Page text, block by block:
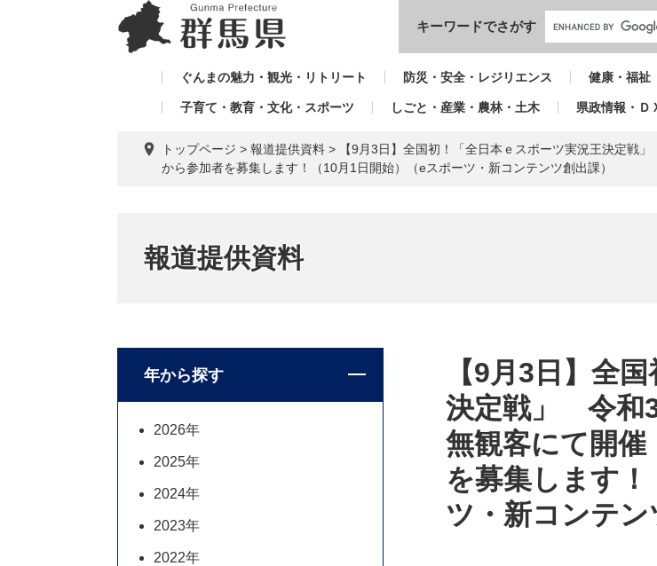
本文へ
キーワードでさがす
ぐんまの魅力・観光・リトリート 防災・安全・レジリエンス 健康・福祉
子育て・教育・文化・スポーツ しごと・産業・農林・土木 県政情報・Ｄ
トップページ > 報道提供資料 >
【9月3日】全国初！「全日本ｅスポーツ実況王決定
から参加者を募集します！（10月1日開始）（eスポーツ・新コンテンツ創出課）
報道提供資料
【9月3日】全
決定戦」 令和
無観客にて開
を募集します
ツ・新コンテン
年から探す
2026年
2025年
2024年
2023年
2022年